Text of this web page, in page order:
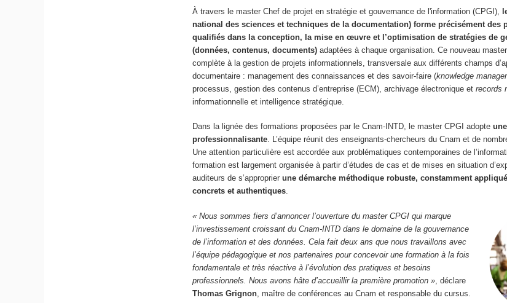
À travers le master Chef de projet en stratégie et gouvernance de l'information (CPGI),
national des sciences et techniques de la documentation) forme précisément des
qualifiés dans la conception, la mise en œuvre et l’optimisation de stratégies de
(données, contenus, documents) adaptées à chaque organisation. Ce nouveau
complète à la gestion de projets informationnels, transversale aux différents champs
documentaire : management des connaissances et des savoir-faire (knowledge
processus, gestion des contenus d’entreprise (ECM), archivage électronique etrecords
informationnelle et intelligence stratégique.
Dans la lignée des formations proposées par le Cnam-INTD, le master CPGI adopte
professionnalisante. L’équipe réunit des enseignants-chercheurs du Cnam et de
Une attention particulière est accordée aux problématiques contemporaines de
formation est largement organisée à partir d’études de cas et de mises en situation
auditeurs de s’approprier une démarche méthodique robuste, constamment
concrets et authentiques.
« Nous sommes fiers d’annoncer l’ouverture du master CPGI qui marque
l’investissement croissant du Cnam-INTD dans le domaine de la gouvernance
de l’information et des données. Cela fait deux ans que nous travaillons avec
l’équipe pédagogique et nos partenaires pour concevoir une formation à la fois
fondamentale et très réactive à l’évolution des pratiques et besoins
professionnels. Nous avons hâte d’accueillir la première promotion » , déclare
Thomas Grignon , maître de conférences au Cnam et responsable du cursus.